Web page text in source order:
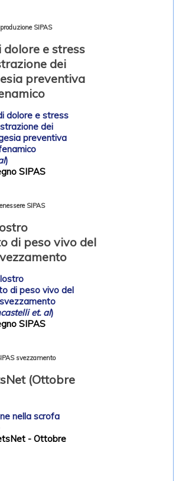
SIPAS
e stress
dei
preventiva
dolore e stress
dei
preventiva
)
SIPAS
SIPAS
di peso vivo del
di peso vivo del
et. al)
SIPAS
svezzamento
(Ottobre
nella scrofa
- Ottobre